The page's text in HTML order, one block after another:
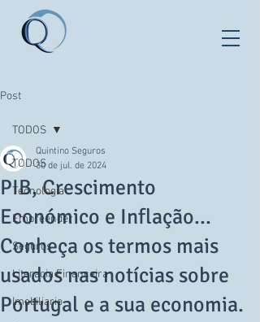
Post
TODOS
Tecnologia
Empreender
Seguros
Literacia Financeira
Imobiliario
TODOS
PIB, Crescimento
Económico e Inflação...
Conheça os termos mais
usados nas notícias sobre
Portugal e a sua economia.
Quintino Seguros
30 de jul. de 2024